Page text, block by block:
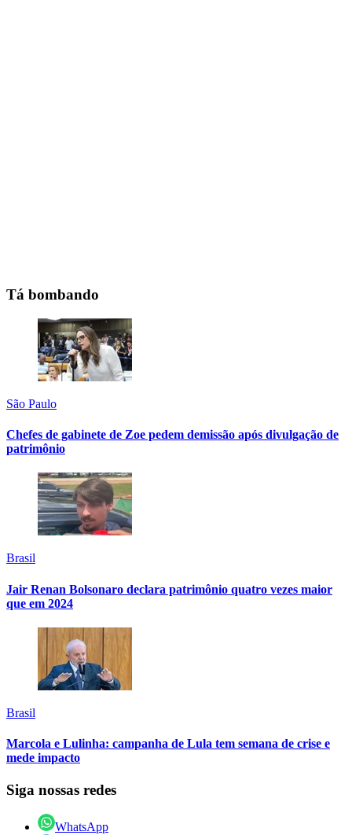
Tá bombando
São Paulo
Chefes de gabinete de Zoe pedem demissão após divulgação de
patrimônio
Brasil
Jair Renan Bolsonaro declara patrimônio quatro vezes maior
que em 2024
Brasil
Marcola e Lulinha: campanha de Lula tem semana de crise e
mede impacto
Siga nossas redes
WhatsApp